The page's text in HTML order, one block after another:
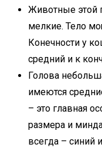
Животные этой
мелкие. Тело
Конечности у
средний и к
Голова
имеются
– это главная
размера и
всегда – синий